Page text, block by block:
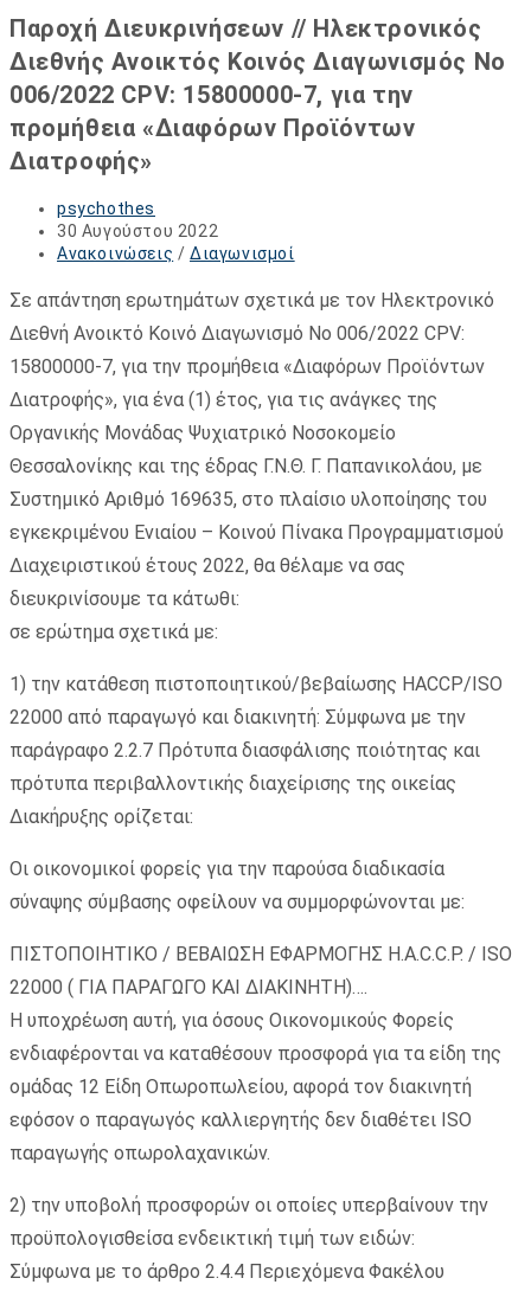
Παροχή Διευκρινήσεων // Ηλεκτρονικός
Διεθνής Ανοικτός Κοινός Διαγωνισμός Νο
006/2022 CPV: 15800000-7, για την
προμήθεια «Διαφόρων Προϊόντων
Διατροφής»
Post
author:
psychothes
Post
published:
30 Αυγούστου 2022
Post
Ανακοινώσεις / Διαγωνισμοί
Σε απάντηση ερωτημάτων σχετικά με τον Ηλεκτρονικό
Διεθνή Ανοικτό Κοινό Διαγωνισμό Νο 006/2022 CPV:
15800000-7, για την προμήθεια «Διαφόρων Προϊόντων
Διατροφής», για ένα (1) έτος, για τις ανάγκες της
Οργανικής Μονάδας Ψυχιατρικό Νοσοκομείο
Θεσσαλονίκης και της έδρας Γ.Ν.Θ. Γ. Παπανικολάου, με
Συστημικό Αριθμό 169635, στο πλαίσιο υλοποίησης του
εγκεκριμένου Ενιαίου – Κοινού Πίνακα Προγραμματισμού
Διαχειριστικού έτους 2022, θα θέλαμε να σας
διευκρινίσουμε τα κάτωθι:
σε ερώτημα σχετικά με:
1) την κατάθεση πιστοποιητικού/βεβαίωσης HACCP/ISO
22000 από παραγωγό και διακινητή: Σύμφωνα με την
παράγραφο 2.2.7 Πρότυπα διασφάλισης ποιότητας και
πρότυπα περιβαλλοντικής διαχείρισης της οικείας
Διακήρυξης ορίζεται:
Οι οικονομικοί φορείς για την παρούσα διαδικασία
σύναψης σύμβασης οφείλουν να συμμορφώνονται με:
ΠΙΣΤΟΠΟΙΗΤΙΚΟ / ΒΕΒΑΙΩΣΗ ΕΦΑΡΜΟΓΗΣ H.A.C.C.P. / ISO
22000 ( ΓΙΑ ΠΑΡΑΓΩΓΟ ΚΑΙ ΔΙΑΚΙΝΗΤΗ)….
Η υποχρέωση αυτή, για όσους Οικονομικούς Φορείς
ενδιαφέρονται να καταθέσουν προσφορά για τα είδη της
ομάδας 12 Είδη Οπωροπωλείου, αφορά τον διακινητή
εφόσον ο παραγωγός καλλιεργητής δεν διαθέτει ISO
παραγωγής οπωρολαχανικών.
2) την υποβολή προσφορών οι οποίες υπερβαίνουν την
προϋπολογισθείσα ενδεικτική τιμή των ειδών:
Σύμφωνα με το άρθρο 2.4.4 Περιεχόμενα Φακέλου